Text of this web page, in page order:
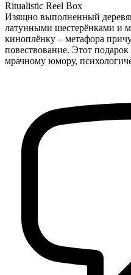
Ritualistic Reel Box
Изящно выполненный
латунными шестерёнками и
киноплёнку – метафора
повествование. Этот
мрачному юмору,